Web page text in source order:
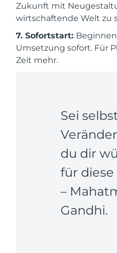
Zukunft mit
wirtschaftende Welt zu
7. Sofortstart:
Umsetzung sofort. Für
Zeit mehr.
Sei
du dir
für diese
–
Gandhi.